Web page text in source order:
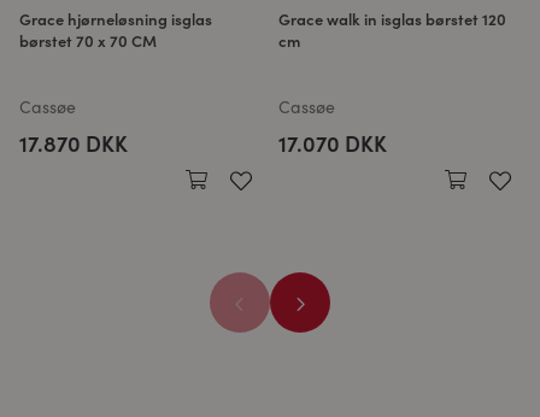
Grace hjørneløsning isglas
børstet 70 x 70 CM
Cassøe
17.870 DKK
Grace walk in isglas børstet 120
cm
Cassøe
17.070 DKK